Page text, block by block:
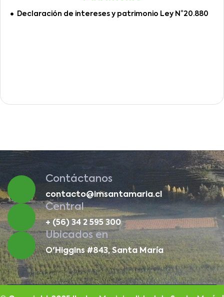
Declaración de intereses y patrimonio Ley N°20.880
Contáctanos
contacto@imsantamaria.cl
Central
+ (56) 34 2 595 300
Ubicados en
O'Higgins #843, Santa María